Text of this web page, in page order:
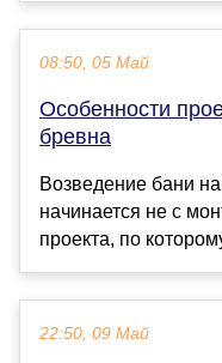
08:50, 05 Май
Особенности
бревна
Возведение бани
начинается не с
проекта, по
22:50, 09 Май